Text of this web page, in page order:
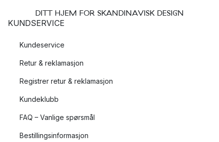
DITT HJEM FOR SKANDINAVISK DESIGN
KUNDSERVICE
Kundeservice
Retur & reklamasjon
Registrer retur & reklamasjon
Kundeklubb
FAQ – Vanlige spørsmål
Bestillingsinformasjon